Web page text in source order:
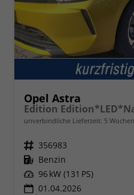
Opel Astra
unverbindliche Lieferzeit: 5 Wochen
Fahrzeugnr. 356983
Kraftstoff Benzin
Leistung 96 kW (131 PS)
01.04.2026